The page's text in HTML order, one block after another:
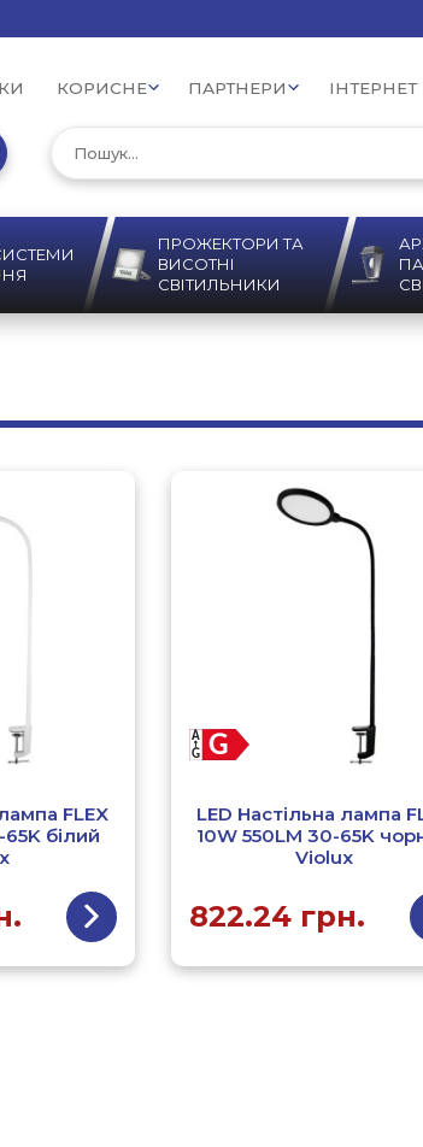
КОРИСНЕ ПАРТНЕРИ
ПРОЖЕКТОРИ ТА
ВИСОТНІ
СВІТИЛЬНИКИ
FLEX
білий
LED Настільна лампа
10W 550LM 30-65K
Violux
822.24 грн.